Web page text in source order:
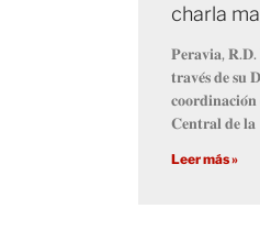
charla
𝐏𝐞𝐫𝐚𝐯𝐢𝐚, 𝐑.𝐃.
𝐭𝐫𝐚𝐯𝐞́𝐬 𝐝𝐞 𝐬𝐮
𝐂𝐞𝐧𝐭𝐫𝐚𝐥 𝐝𝐞 𝐥𝐚
Leer más »